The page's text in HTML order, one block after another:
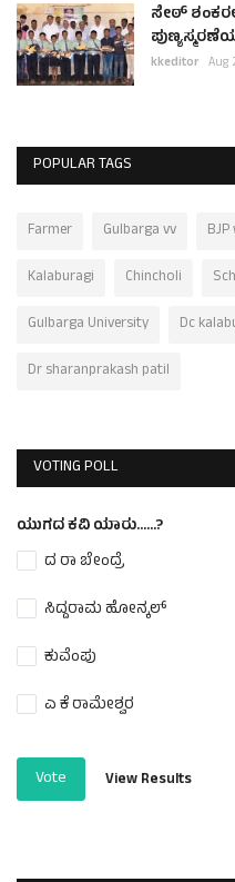
ಸೇಠ್
kkeditor Aug
POPULAR TAGS
Farmer Gulbarga vv
Kalaburagi
Chincholi
Gulbarga University
Dc
Dr sharanprakash patil
VOTING POLL
ಯುಗದ ಕವಿ ಯಾರು......?
ದ ರಾ ಬೇಂದ್ರೆ
ಸಿದ್ದರಾಮ ಹೋನ್ಕಲ್
ಕುವೆಂಪು
ಎ ಕೆ ರಾಮೇಶ್ವರ
Vote View Results